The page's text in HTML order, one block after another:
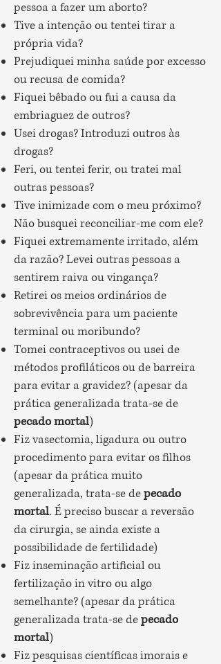
pessoa a fazer um aborto?
Tive a intenção ou tentei tirar a
própria vida?
Prejudiquei minha saúde por excesso
ou recusa de comida?
Fiquei bêbado ou fui a causa da
embriaguez de outros?
Usei drogas? Introduzi outros às
drogas?
Feri, ou tentei ferir, ou tratei mal
outras pessoas?
Tive inimizade com o meu próximo?
Não busquei reconciliar-me com ele?
Fiquei extremamente irritado, além
da razão? Levei outras pessoas a
sentirem raiva ou vingança?
Retirei os meios ordinários de
sobrevivência para um paciente
terminal ou moribundo?
Tomei contraceptivos ou usei de
métodos profiláticos ou de barreira
para evitar a gravidez? (apesar da
prática generalizada trata-se de
pecado mortal)
Fiz vasectomia, ligadura ou outro
procedimento para evitar os filhos
(apesar da prática muito
generalizada, trata-se depecado
mortal. É preciso buscar a reversão
da cirurgia, se ainda existe a
possibilidade de fertilidade)
Fiz inseminação artificial ou
fertilização in vitro ou algo
semelhante? (apesar da prática
generalizada trata-se depecado
mortal)
Fiz pesquisas científicas imorais e